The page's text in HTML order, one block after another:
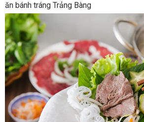
ăn bánh tráng Trảng Bàng